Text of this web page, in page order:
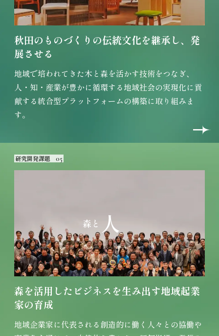
秋田のものづくりの伝統文化を継承し、発
展させる
地域で培われてきた木と森を活かす技術をつなぎ、
人・知・産業が豊かに循環する地域社会の実現化に貢
献する統合型プラットフォームの構築に取り組みま
す。
研究開発課題 05
森と人
森を活用したビジネスを生み出す地域起業
家の育成
地域企業家に代表される創造的に働く人々との協働や